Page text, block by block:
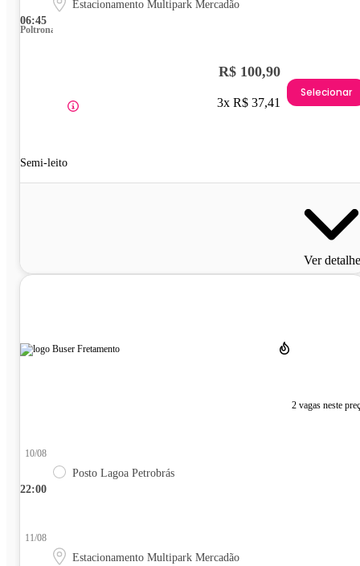
06:45
Estacionamento Multipark Mercadão
Poltrona
Semi-leito
R$ 100,90
3x R$ 37,41
Selecionar
Ver
2 vagas neste
22:00
10/08
Posto Lagoa Petrobrás
11/08
Estacionamento Multipark Mercadão